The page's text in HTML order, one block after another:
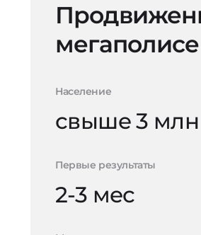
Население
свыше 3 млн
Первые результаты
2-3 мес